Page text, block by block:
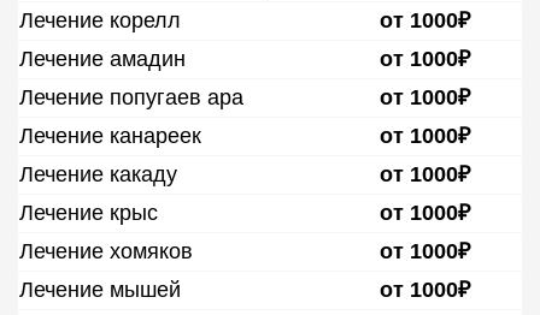
Лечение корелл
от 1000₽
Лечение амадин
от 1000₽
Лечение попугаев ара
от 1000₽
Лечение канареек
от 1000₽
Лечение какаду
от 1000₽
Лечение крыс
от 1000₽
Лечение хомяков
от 1000₽
Лечение мышей
от 1000₽